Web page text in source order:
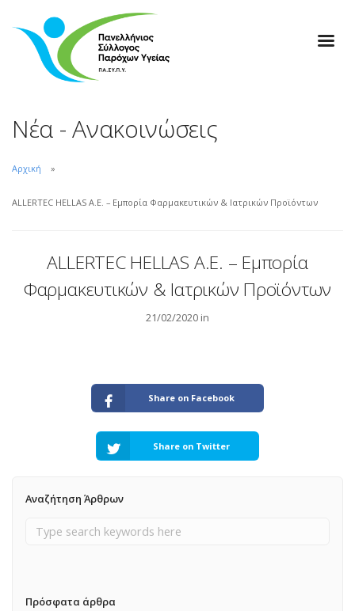
Νέα - Ανακοινώσεις
Αρχική
ALLERTEC HELLAS A.E. – Εμπορία Φαρμακευτικών & Ιατρικών Προϊόντων
ALLERTEC HELLAS A.E. – Εμπορία
Φαρμακευτικών & Ιατρικών Προϊόντων
21/02/2020 in
Share on Facebook
Share on Twitter
Αναζήτηση Άρθρων
Πρόσφατα άρθρα